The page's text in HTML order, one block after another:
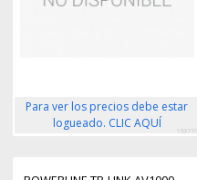
Para ver los precios debe estar
logueado. CLIC AQUÍ
169776